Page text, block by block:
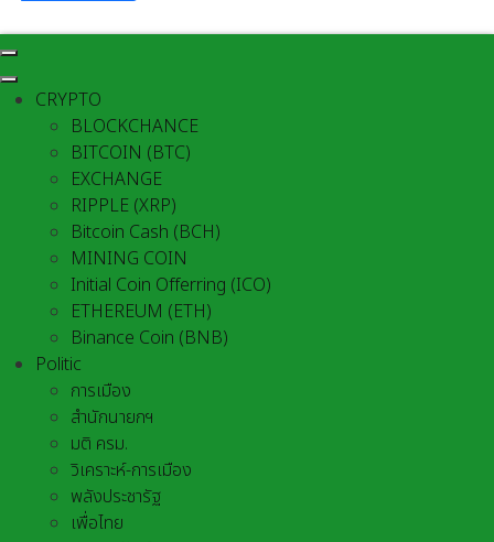
CRYPTO
BLOCKCHANCE
BITCOIN (BTC)
EXCHANGE
RIPPLE (XRP)
Bitcoin Cash (BCH)
MINING COIN
Initial Coin Offerring (ICO)
ETHEREUM (ETH)
Binance Coin (BNB)
Politic
การเมือง
สำนักนายกฯ
มติ ครม.
วิเคราะห์-การเมือง
พลังประชารัฐ
เพื่อไทย